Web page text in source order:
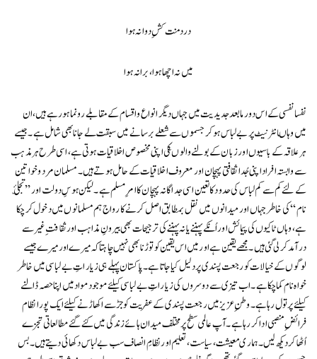
دردمنت کشِ دوا نہ ہوا
میں نہ اچھا ہوا، برا نہ ہوا
نفسا نفسی کے اس دور مابعد جدیدیت میں جہاں دیگر انواع واقسام کے مقابلے رونما ہو رہے ہیں، ان
میں وہاںانٹر نیٹ پر بے لباس ہو کر جسموں سے شعلے برسانے میں سبقت لے جانا بھی شامل ہے۔ جیسے
ہر علاقہ کے باسیوں اور زبان کے بولنے والوںکی اپنی مخصوص اخلاقیات ہوتی ہے، اسی طرح ہر مذہب
سے وابستہ افراد اپنی جُدا ثقافتی پہچان اور معروف اخلاقیات کے حامل ہوتے ہیں۔ مسلمان مرد و خواتین
کے لئے کم سے کم لباس کی حدود کا تعین اسی جداگانہ پہچان کا امرِ مسلم ہے۔ لیکن ہوسِ دولت اور ’’تجلّیٔ
نام‘‘ کی خاطر جہاں اور میدانوں میں نقل بمطابق اصل کرنے کا رواج ہم مسلمانوں میں دخول کر چکا
ہے، وہاں ٹاکیوں کی پیمائش اور اُنکے پہننے یا نہ پہننے کی ترجیحات بھی بیرونِ مذاہب اور ثقافت ِ غیرسے
درآمد کر لی گئی ہیں۔ مجھے یقین ہے اور میں اس یقین کو توڑنا بھی نہیں چاہتا کہ میرے اور میرے جیسے
لوگوں کے خیالات کو رجعت پسندی پر دلیل کیا جاتا ہے۔ پاکستان پہلے ہی زیاراتِ بے لباسی میں خاطر
خواہ نام کما چکا ہے۔ اب تیزی سے دوسروں کی زیاراتِ بے لباسی کیلئے موجود مواد میں اپنا حصہ ڈالنے
کیلئے پر تول رہا ہے۔ وطنِ عزیز میں رجعت پسندی کے عفریت کو جڑ سے اکھاڑنے کیلئے ایک پورا نظام
فرائضِ منصبی ادا کر رہا ہے ۔ آ پ عالمی سطح پر مختلف میدان ہائے زندگی میں کئے گئے مطالعاتی تجزے
اُٹھاکر دیکھ لیں۔ ہماری معیشت ، سیاست ، تعلیم اور نظامِ انصاف سب بے لباس دکھائی دیتے ہیں۔ بس